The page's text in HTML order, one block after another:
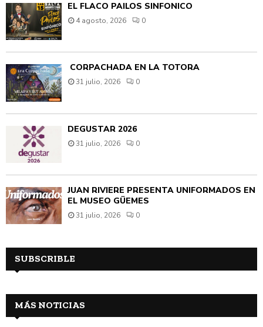
EL FLACO PAILOS SINFÓNICO
4 agosto, 2026 0
CORPACHADA EN LA TOTORA
31 julio, 2026 0
DEGUSTAR 2026
31 julio, 2026 0
JUAN RIVIÈRE PRESENTA UNIFORMADOS EN
EL MUSEO GÜEMES
31 julio, 2026 0
SUBSCRIBLE
MÁS NOTICIAS